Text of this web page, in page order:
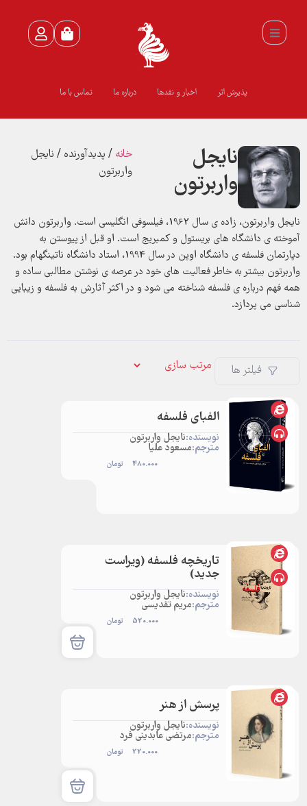
پذیرش اثر اخبار و نقدها درباره ما تماس با ما
نایجل
واربرتون
خانه / پدیدآورنده / نایجل
واربرتون
نایجل واربرتون، زاده ی سال 1962، فیلسوفی انگلیسی است. واربرتون دانش
آموخته ی دانشگاه های بریستول و کمبریج است. او قبل از پیوستن به
دپارتمان فلسفه ی دانشگاه اوپن در سال 1994، استاد دانشگاه ناتینگهام بود.
واربرتون بیشتر به خاطر فعالیت های خود در عرصه ی نوشتن مطالبی ساده و
همه فهم درباره ی فلسفه شناخته می شود و در اکثر آثارش به فلسفه و زیبایی
شناسی می پردازد.
فیلتر ها
الفبای فلسفه
نویسنده:نایجل واربرتون
مترجم:مسعود علیا
480.000 تومان
تاریخچه فلسفه (ویراست
جدید)
نویسنده:نایجل واربرتون
مترجم:مریم تقدیسی
520.000 تومان
پرسش از هنر
نویسنده:نایجل واربرتون
مترجم:مرتضی عابدینی فرد
220.000 تومان